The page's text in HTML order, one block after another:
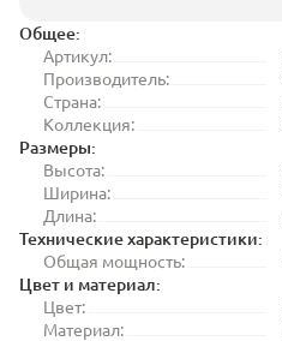
Общее:
Артикул:
Производитель:
Страна:
Коллекция:
Размеры:
Высота:
Ширина:
Длина:
Технические характеристики:
Общая мощность:
Цвет и материал:
Цвет:
Материал: